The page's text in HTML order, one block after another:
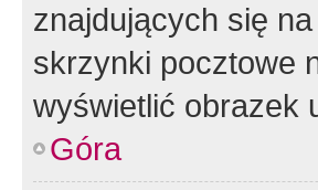
znajdujących się
skrzynki pocztowe
wyświetlić obrazek
Góra